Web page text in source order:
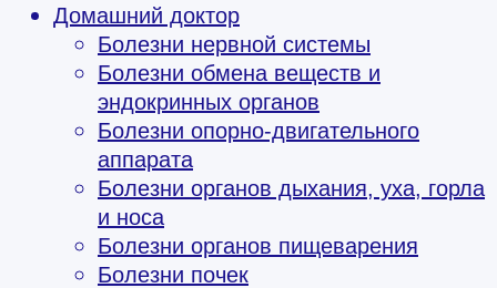
Домашний доктор
Болезни нервной системы
Болезни обмена веществ и
эндокринных органов
Болезни опорно-двигательного
аппарата
Болезни органов дыхания, уха, горла
и носа
Болезни органов пищеварения
Болезни почек